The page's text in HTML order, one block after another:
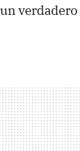
verdadero